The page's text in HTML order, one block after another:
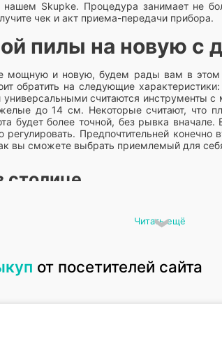
Skupke. Процедура занимает не
чек и акт приема-передачи прибора.
пилы на новую с
мощную и новую, будем рады вам в этом
обратить на следующие
считаются инструменты
до 14 см. Некоторые считают, что
будет более точной, без рывка вначале.
Предпочтительней конечно
вы сможете выбрать приемлемый для
столице
высоких в Москве. Делаем все, чтоб
токсинами, которые содержатся в
Читать ещё
от посетителей сайта